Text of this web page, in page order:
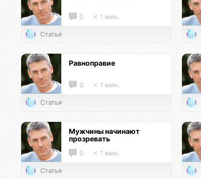
0 < 1 мин.
Статья
Равноправие
0 < 1 мин.
Статья
Мужчины начинают
прозревать
0 < 1 мин.
Статья